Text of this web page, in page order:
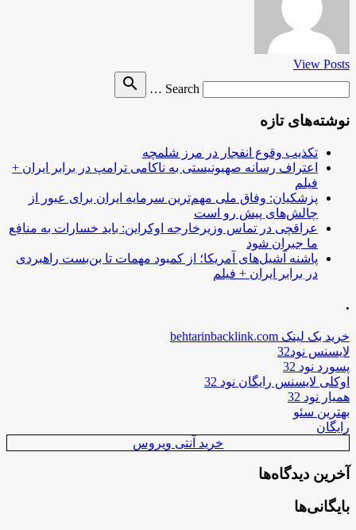
View Posts
Search …
search
نوشته‌های تازه
تکذیب وقوع انفجار در مرز شلمچه
اعتراف رسانه صهیونیستی به ناکامی ترامپ در برابر ایران +
فیلم
پزشکیان: وفاق ملی مهم‌ترین سرمایه ایران برای عبور از
چالش‌های پیش رو است
عراقچی در تماس وزیرخارجه اوکراین: باید خسارات به منافع
ما جبران شود
پاشنه آشیل‌های آمریکا؛ از کمبود مهمات تا بن‌بست راهبردی
در برابر ایران + فیلم
.
خرید بک لینک behtarinbacklink.com
لایسنس نود32
پسورد نود 32
اوکلی لایسنس رایگان نود 32
همیار نود 32
بهترین سئو
رایگان
خرید آنتی ویروس
آخرین دیدگاه‌ها
بایگانی‌ها